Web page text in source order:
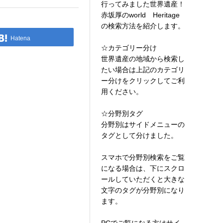
Hatena
行ってみました世界遺産！
赤坂厚のworld Heritage
の検索方法を紹介します。
☆カテゴリー分け
世界遺産の地域から検索し
たい場合は上記のカテゴリ
ー分けをクリックしてご利
用ください。
☆分野別タグ
分野別はサイドメニューの
タグとして分けました。
スマホで分野別検索をご覧
になる場合は、下にスクロ
ールしていただくと大きな
文字のタグが分野別になり
ます。